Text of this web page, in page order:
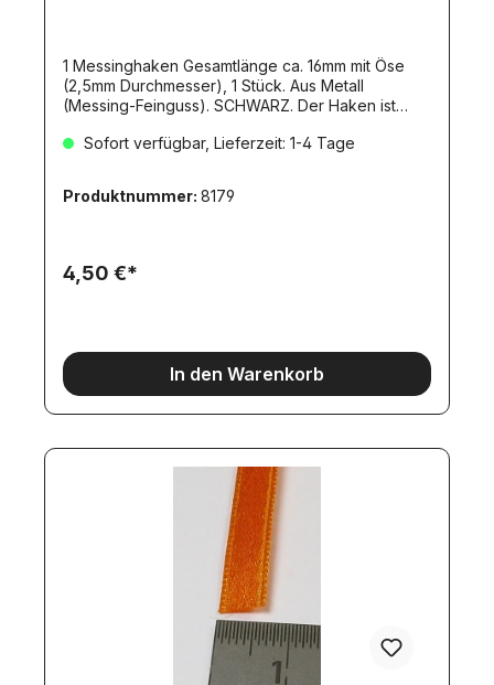
1 Messinghaken Gesamtlänge ca. 16mm mit Öse
(2,5mm Durchmesser), 1 Stück. Aus Metall
(Messing-Feinguss). SCHWARZ. Der Haken ist
Sofort verfügbar, Lieferzeit: 1-4 Tage
Produktnummer: 8179
4,50 €*
In den Warenkorb